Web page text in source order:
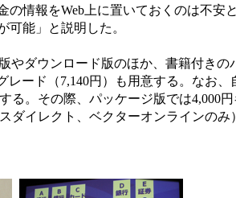
情報をWeb上に置いておくのは不安
可能」と説明した。
やダウンロード版のほか、書籍付きの
レード（7,140円）も用意する。なお
る。その際、パッケージ版では4,000
ダイレクト、ベクターオンラインのみ